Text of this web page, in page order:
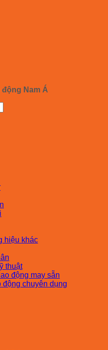
động Nam Á
hiệu khác
thuật
động may sẵn
động chuyên dụng